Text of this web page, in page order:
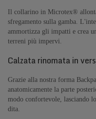
Il collarino in Microtex®
sfregamento sulla gamba.
ammortizza gli impatti e crea
terreni più impervi.
Calzata rinomata in
Grazie alla nostra forma
anatomicamente la parte
modo confortevole, lasciando
dita.